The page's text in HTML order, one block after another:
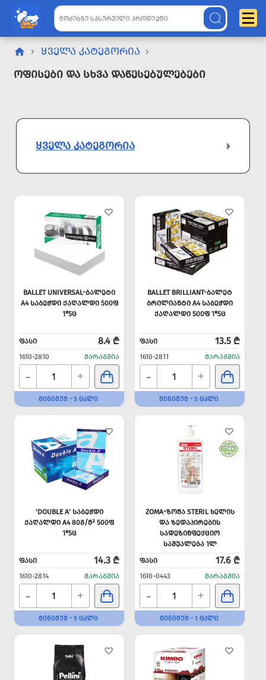
ᲧᲕᲔᲚᲐ ᲙᲐᲢᲔᲒᲝᲠᲘᲐ
Ოფისები Და Სხვა Დაწესებულებები
ᲧᲕᲔᲚᲐ ᲙᲐᲢᲔᲒᲝᲠᲘᲐ
BALLET UNIVERSAL-ᲑᲐᲚᲔᲢᲘ
A4 ᲡᲐᲑᲔᲭᲓᲘ ᲥᲐᲦᲐᲚᲓᲘ 500Ფ
1*5Ც
ᲤᲐᲡᲘ 8.4 ₾
1610-2810 ᲛᲐᲠᲐᲒᲨᲘᲐ
- +
ᲛᲘᲜᲘᲛᲣᲛ - 5 ᲪᲐᲚᲘ
BALLET BRILLIANT-ᲑᲐᲚᲔᲢ
ᲑᲠᲘᲚᲘᲐᲜᲢᲘ A4 ᲡᲐᲑᲔᲭᲓᲘ
ᲥᲐᲦᲐᲚᲓᲘ 500Ფ 1*5Ც
ᲤᲐᲡᲘ 13.5 ₾
1610-2811 ᲛᲐᲠᲐᲒᲨᲘᲐ
- +
ᲛᲘᲜᲘᲛᲣᲛ - 5 ᲪᲐᲚᲘ
'DOUBLE A' ᲡᲐᲑᲔᲭᲓᲘ
ᲥᲐᲦᲐᲚᲓᲘ A4 80Გ/Მ² 500Ფ
1*5Ც
ᲤᲐᲡᲘ 14.3 ₾
1610-2814 ᲛᲐᲠᲐᲒᲨᲘᲐ
- +
ᲛᲘᲜᲘᲛᲣᲛ - 5 ᲪᲐᲚᲘ
ZOMA-ᲖᲝᲛᲐ STERIL ᲮᲔᲚᲘᲡ
ᲓᲐ ᲖᲔᲓᲐᲞᲘᲠᲔᲑᲘᲡ
ᲡᲐᲓᲔᲖᲘᲜᲤᲔᲥᲪᲘᲝ
ᲡᲐᲨᲣᲐᲚᲔᲑᲐ 1Ლ
ᲤᲐᲡᲘ
17.6 ₾
1610-0443 ᲛᲐᲠᲐᲒᲨᲘᲐ
- +
ᲛᲘᲜᲘᲛᲣᲛ - 1 ᲪᲐᲚᲘ